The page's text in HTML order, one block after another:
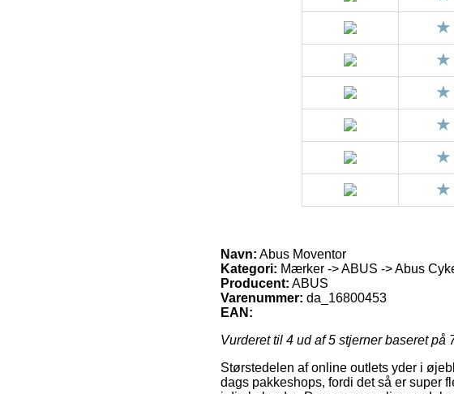
Navn: Abus Moventor
Kategori: Mærker -> ABUS -> Abus
Producent: ABUS
Varenummer: da_16800453
EAN:
Vurderet til 4 ud af 5 stjerner baseret på
Størstedelen af online outlets yder i
dags pakkeshops, fordi det så er super